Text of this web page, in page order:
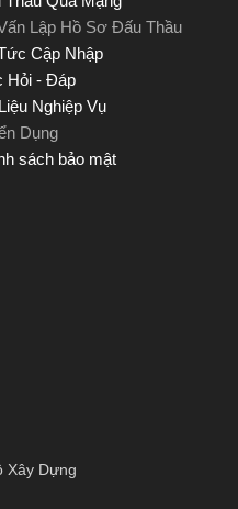
Lập Hồ Sơ Đấu Thầu
Cập Nhập
Hỏi - Đáp
Nghiệp Vụ
Dụng
sách bảo mật
Xây Dựng